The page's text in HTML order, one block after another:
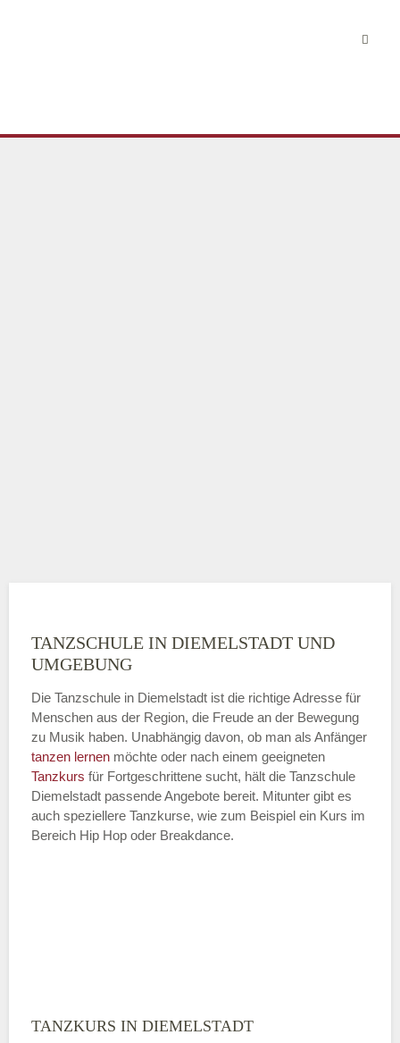
TANZSCHULE IN DIEMELSTADT UND
UMGEBUNG
Die Tanzschule in Diemelstadt ist die richtige Adresse für
Menschen aus der Region, die Freude an der Bewegung
zu Musik haben. Unabhängig davon, ob man als Anfänger
tanzen lernen möchte oder nach einem geeigneten
Tanzkurs für Fortgeschrittene sucht, hält die Tanzschule
Diemelstadt passende Angebote bereit. Mitunter gibt es
auch speziellere Tanzkurse, wie zum Beispiel ein Kurs im
Bereich Hip Hop oder Breakdance.
TANZKURS IN DIEMELSTADT